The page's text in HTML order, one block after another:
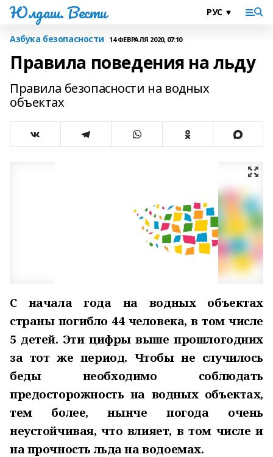
Юлдаш. Вести
Азбука безопасности 14 ФЕВРАЛЯ 2020, 07:10
Правила поведения на льду
Правила безопасности на водных
объектах
С начала года на водных объектах
страны погибло 44 человека, в том числе
5 детей. Эти цифры выше прошлогодних
за тот же период. Чтобы не случилось
беды необходимо соблюдать
предосторожность на водных объектах,
тем более, нынче погода очень
неустойчивая, что влияет, в том числе и
на прочность льда на водоемах.